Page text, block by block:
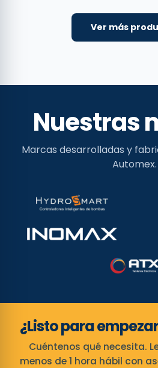
Ver más
Nuestras
Marcas desarrolladas y
Automex.
¿Listo para
Cuéntenos qué necesita.
menos de 1 hora hábil con